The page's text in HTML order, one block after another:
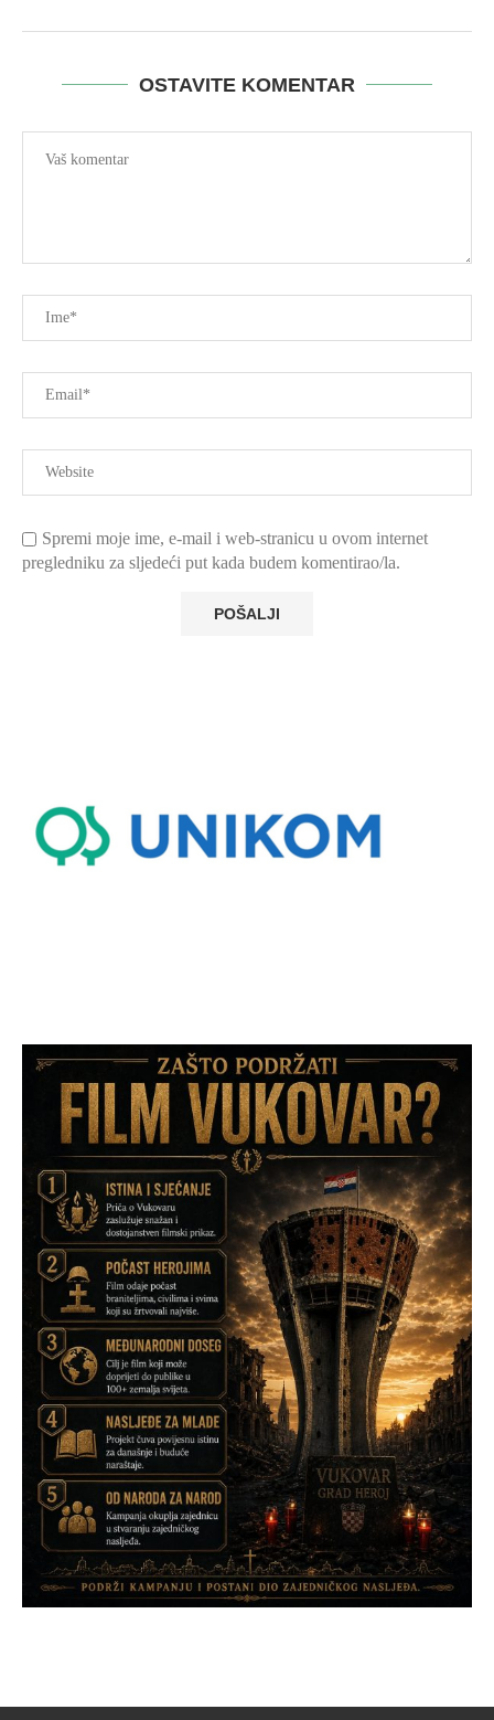
OSTAVITE KOMENTAR
Spremi moje ime, e-mail i web-stranicu u ovom internet
pregledniku za sljedeći put kada budem komentirao/la.